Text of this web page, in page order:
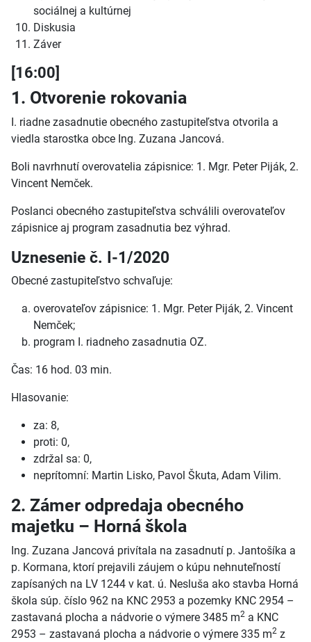
sociálnej a kultúrnej
Diskusia
Záver
[16:00]
1. Otvorenie rokovania
I. riadne zasadnutie obecného zastupiteľstva otvorila a
viedla starostka obce Ing. Zuzana Jancová.
Boli navrhnutí overovatelia zápisnice: 1. Mgr. Peter Piják, 2.
Vincent Nemček.
Poslanci obecného zastupiteľstva schválili overovateľov
zápisnice aj program zasadnutia bez výhrad.
Uznesenie č. I-1/2020
Obecné zastupiteľstvo schvaľuje:
overovateľov zápisnice: 1. Mgr. Peter Piják, 2. Vincent
Nemček;
program I. riadneho zasadnutia OZ.
Čas: 16 hod. 03 min.
Hlasovanie:
za: 8,
proti: 0,
zdržal sa: 0,
neprítomní: Martin Lisko, Pavol Škuta, Adam Vilim.
2. Zámer odpredaja obecného
majetku – Horná škola
Ing. Zuzana Jancová privítala na zasadnutí p. Jantošíka a
p. Kormana, ktorí prejavili záujem o kúpu nehnuteľností
zapísaných na LV 1244 v kat. ú. Nesluša ako stavba Horná
škola súp. číslo 962 na KNC 2953 a pozemky KNC 2954 –
zastavaná plocha a nádvorie o výmere 3485 m2 a KNC
2953 – zastavaná plocha a nádvorie o výmere 335 m2 z